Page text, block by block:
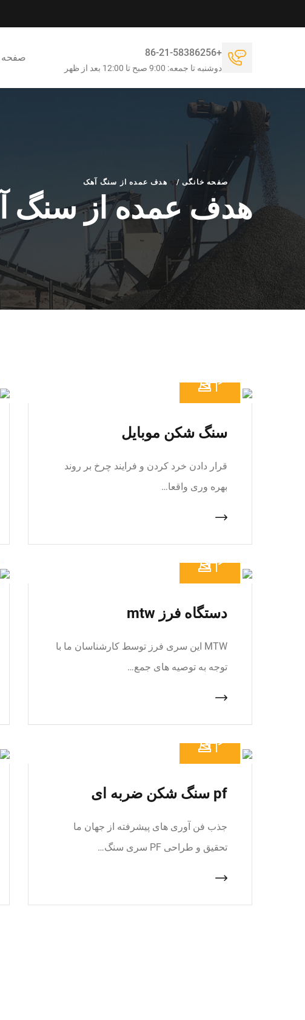
صفحه +86-21-58386256
دوشنبه تا جمعه: 9:00 صبح تا 12:00 بعد از ظهر
صفحه خانگی / هدف عمده از سنگ آهک
هدف عمده از سنگ
سنگ شکن موبایل
قرار دادن خرد کردن و فرایند چرخ بر روند
بهره وری واقعا…
دستگاه فرز mtw
MTW این سری فرز توسط کارشناسان ما با
توجه به توصیه های جمع…
pf سنگ شکن ضربه ای
جذب فن آوری های پیشرفته از جهان ما
تحقیق و طراحی PF سری سنگ…